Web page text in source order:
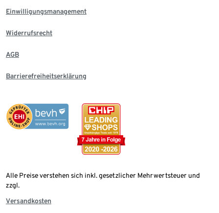
Einwilligungsmanagement
Widerrufsrecht
AGB
Barrierefreiheitserklärung
Alle Preise verstehen sich inkl. gesetzlicher Mehrwertsteuer und
zzgl.
Versandkosten